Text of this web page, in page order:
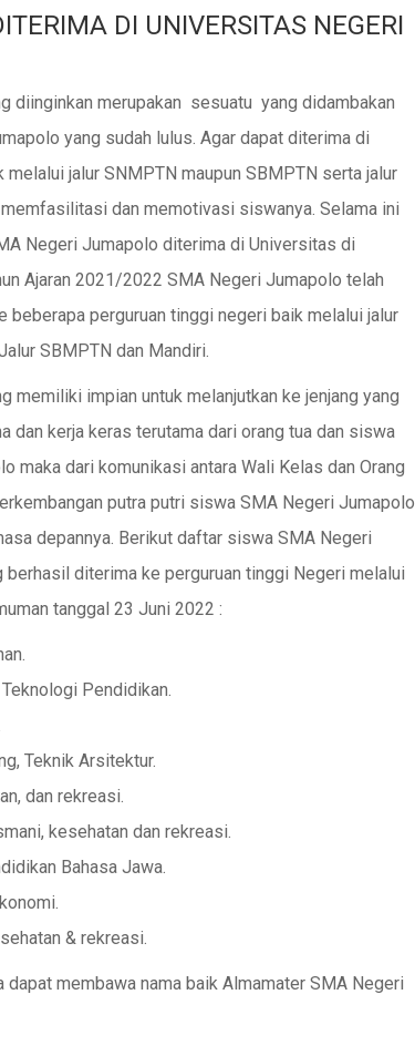
DI UNIVERSITAS NEGERI
diinginkan merupakan sesuatu yang didambakan
yang sudah lulus. Agar dapat diterima di
jalur SNMPTN maupun SBMPTN serta jalur
dan memotivasi siswanya. Selama ini
Negeri Jumapolo diterima di Universitas di
Ajaran 2021/2022 SMA Negeri Jumapolo telah
beberapa perguruan tinggi negeri baik melalui jalur
SBMPTN dan Mandiri.
memiliki impian untuk melanjutkan ke jenjang yang
dan kerja keras terutama dari orang tua dan siswa
maka dari komunikasi antara Wali Kelas dan Orang
putra putri siswa SMA Negeri Jumapolo
depannya. Berikut daftar siswa SMA Negeri
berhasil diterima ke perguruan tinggi Negeri melalui
tanggal 23 Juni 2022 :
Pendidikan.
Teknik Arsitektur.
dan rekreasi.
kesehatan dan rekreasi.
Bahasa Jawa.
& rekreasi.
membawa nama baik Almamater SMA Negeri